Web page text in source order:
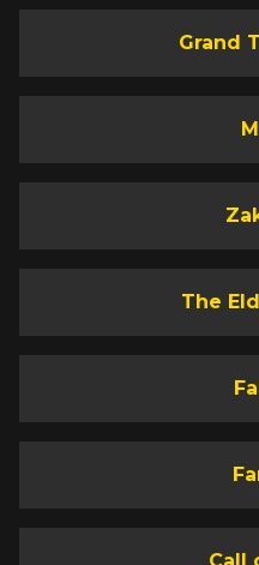
Grand
The